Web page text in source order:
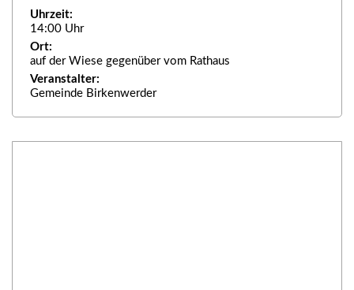
Uhrzeit:
14:00 Uhr
Ort:
auf der Wiese gegenüber vom Rathaus
Veranstalter:
Gemeinde Birkenwerder